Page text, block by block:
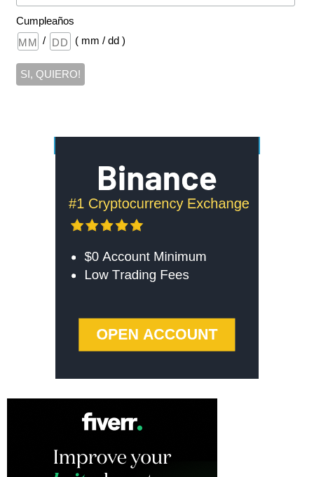
Cumpleaños
/
( mm / dd )